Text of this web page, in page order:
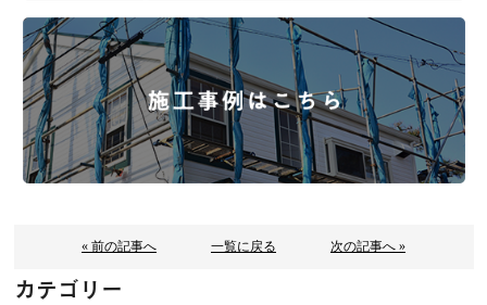
« 前の記事へ 一覧に戻る 次の記事へ »
カテゴリー